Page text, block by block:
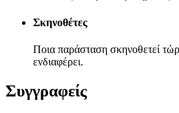
Σκηνοθέτες
Ποια παράσταση σκηνοθετεί
ενδιαφέρει.
Συγγραφείς